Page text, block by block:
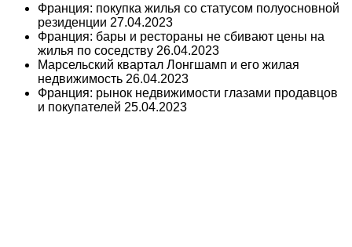
Франция: покупка жилья со статусом полуосновной
резиденции 27.04.2023
Франция: бары и рестораны не сбивают цены на
жилья по соседству 26.04.2023
Марсельский квартал Лонгшамп и его жилая
недвижимость 26.04.2023
Франция: рынок недвижимости глазами продавцов
и покупателей 25.04.2023